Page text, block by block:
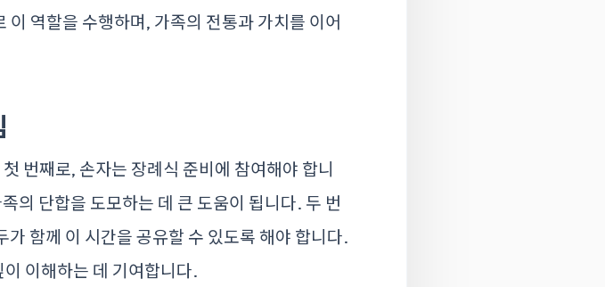
역할을 수행하며, 가족의 전통과 가치를 이어
번째로, 손자는 장례식 준비에 참여해야 합니
의 단합을 도모하는 데 큰 도움이 됩니다. 두 번
함께 이 시간을 공유할 수 있도록 해야 합니다.
이해하는 데 기여합니다.